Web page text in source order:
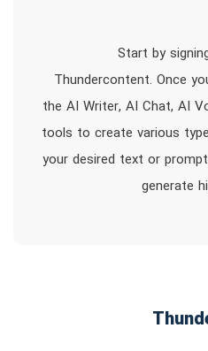
Start by
Thundercontent. Once
the AI Writer, AI Chat, AI
tools to create various
your desired text or
generate